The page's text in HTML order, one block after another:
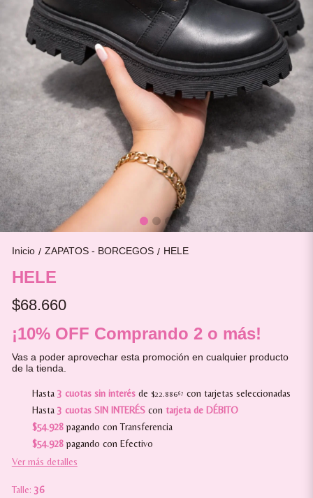
Inicio / ZAPATOS - BORCEGOS / HELE
HELE
$68.660
¡10% OFF Comprando 2 o más!
Vas a poder aprovechar esta promoción en cualquier producto
de la tienda.
Hasta 3 cuotas sin interésde $22.88667 con tarjetas seleccionadas
Hasta 3 cuotas SIN INTERÉScon tarjeta de DÉBITO
$54.928pagando con Transferencia
$54.928pagando con Efectivo
Ver más detalles
Talle: 36